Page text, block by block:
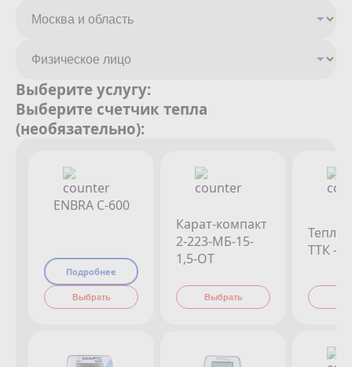
Выберите услугу:
Выберите счетчик тепла
(необязательно):
ENBRA C-600
Подробнее
Выбрать
Карат-компакт
2-223-МБ-15-
1,5-ОТ
Выбрать
ТТК -